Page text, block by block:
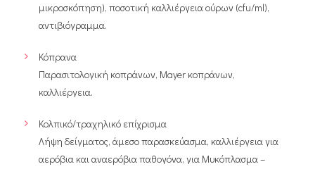
μικροσκόπηση), ποσοτική καλλιέργεια ούρων (cfu/ml),
αντιβιόγραμμα.
Κόπρανα
Παρασιτολογική κοπράνων, Mayer κοπράνων,
καλλιέργεια.
Κολπικό/τραχηλικό επίχρισμα
Λήψη δείγματος, άμεσο παρασκεύασμα, καλλιέργεια για
αερόβια και αναερόβια παθογόνα, για Μυκόπλασμα –